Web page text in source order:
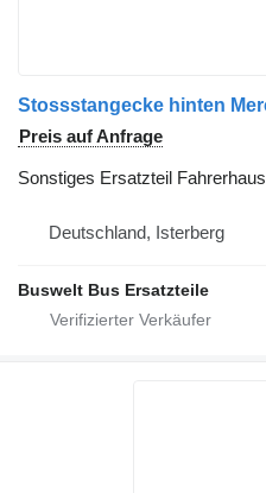
Preis auf Anfrage
Sonstiges Ersatzteil Fahrerhaus
Deutschland, Isterberg
Buswelt Bus Ersatzteile